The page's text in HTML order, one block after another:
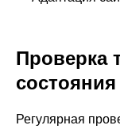
Проверка
состояния
Регулярная